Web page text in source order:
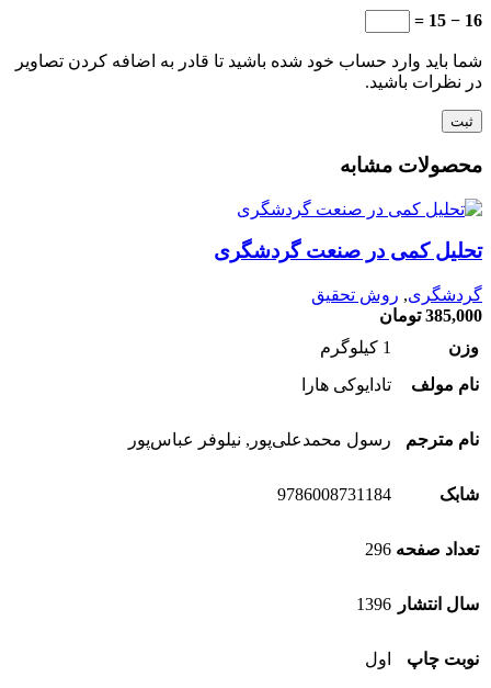
16 − 15 =
شما باید وارد حساب خود شده باشید تا قادر به اضافه کردن تصاویر
در نظرات باشید.
محصولات مشابه
تحلیل کمی در صنعت گردشگری
گردشگری, روش تحقیق
385,000 تومان
وزن
1 کیلوگرم
نام مولف
تادایوکی هارا
نام مترجم رسول محمدعلی‌پور, نیلوفر عباس‌پور
شابک 9786008731184
تعداد صفحه 296
سال انتشار 1396
نوبت چاپ اول